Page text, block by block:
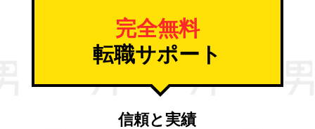
完全無料
転職サポート
信頼と実績